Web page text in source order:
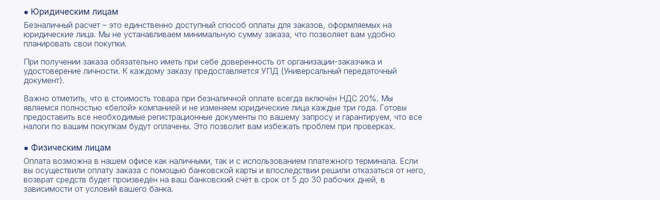
● Юридическим лицам
Безналичный расчет – это единственно доступный способ оплаты для заказов, оформляемых на
юридические лица. Мы не устанавливаем минимальную сумму заказа, что позволяет вам удобно
планировать свои покупки.
При получении заказа обязательно иметь при себе доверенность от организации-заказчика и
удостоверение личности. К каждому заказу предоставляется УПД (Универсальный передаточный
документ).
Важно отметить, что в стоимость товара при безналичной оплате всегда включён НДС 20%. Мы
являемся полностью «белой» компанией и не изменяем юридические лица каждые три года. Готовы
предоставить все необходимые регистрационные документы по вашему запросу и гарантируем, что все
налоги по вашим покупкам будут оплачены. Это позволит вам избежать проблем при проверках.
● Физическим лицам
Оплата возможна в нашем офисе как наличными, так и с использованием платежного терминала. Если
вы осуществили оплату заказа с помощью банковской карты и впоследствии решили отказаться от него,
возврат средств будет произведён на ваш банковский счёт в срок от 5 до 30 рабочих дней, в
зависимости от условий вашего банка.